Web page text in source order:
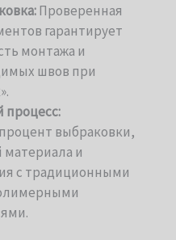
Проверенная
гарантирует
монтажа и
швов при
процесс:
выбраковки,
материала и
с традиционными